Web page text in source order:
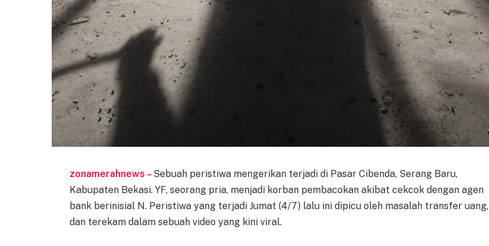
zonamerahnews – Sebuah peristiwa mengerikan terjadi di Pasar Cibenda, Serang Baru,
Kabupaten Bekasi. YF, seorang pria, menjadi korban pembacokan akibat cekcok dengan agen
bank berinisial N. Peristiwa yang terjadi Jumat (4/7) lalu ini dipicu oleh masalah transfer uang,
dan terekam dalam sebuah video yang kini viral.